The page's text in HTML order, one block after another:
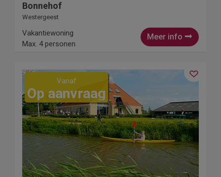
Bonnehof
Westergeest
Meer info
Vakantiewoning
Max. 4 personen
Vanaf
Op aanvraag